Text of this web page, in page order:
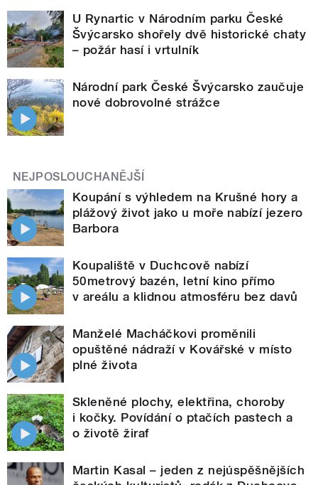
U Rynartic v Národním parku České
Švýcarsko shořely dvě historické chaty
– požár hasí i vrtulník
Národní park České Švýcarsko zaučuje
nové dobrovolné strážce
NEJPOSLOUCHANĚJŠÍ
Koupání s výhledem na Krušné hory a
plážový život jako u moře nabízí jezero
Barbora
Koupaliště v Duchcově nabízí
50metrový bazén, letní kino přímo
v areálu a klidnou atmosféru bez davů
Manželé Macháčkovi proměnili
opuštěné nádraží v Kovářské v místo
plné života
Skleněné plochy, elektřina, choroby
i kočky. Povídání o ptačích pastech a
o životě žiraf
Martin Kasal – jeden z nejúspěšnějších